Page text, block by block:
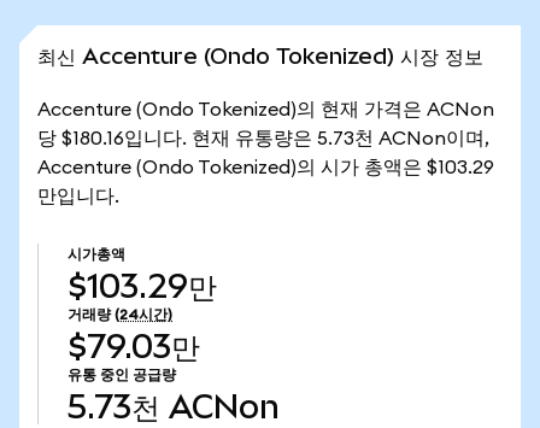
최신 Accenture (Ondo Tokenized) 시장 정보
Accenture (Ondo Tokenized)의 현재 가격은 ACNon
당 $180.16입니다. 현재 유통량은 5.73천 ACNon이며,
Accenture (Ondo Tokenized)의 시가 총액은 $103.29
만입니다.
시가총액
$103.29만
거래량 (24시간)
$79.03만
유통 중인 공급량
5.73천 ACNon